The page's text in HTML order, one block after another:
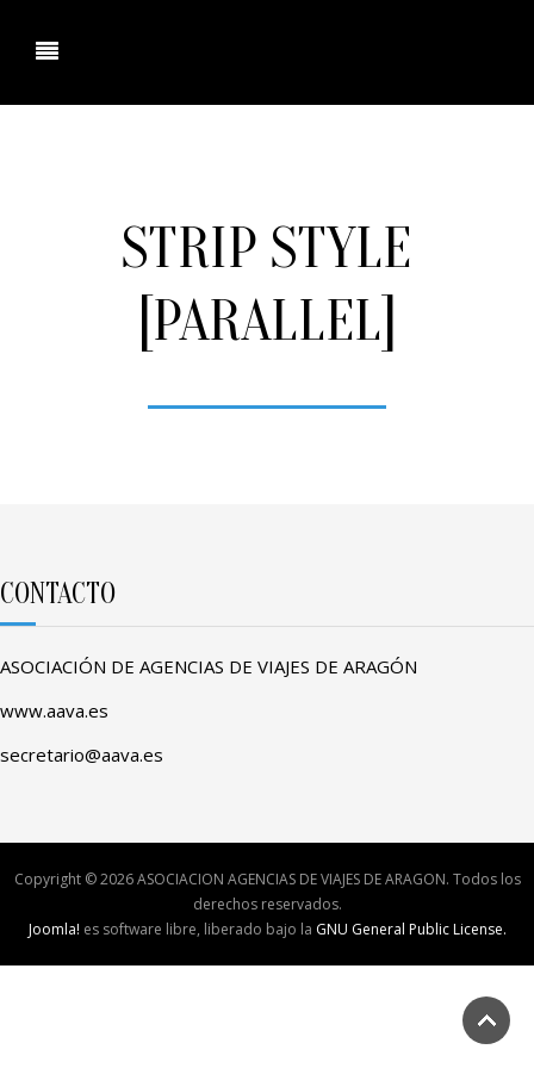
STRIP STYLE
[PARALLEL]
CONTACTO
ASOCIACIÓN DE AGENCIAS DE VIAJES DE ARAGÓN
www.aava.es
secretario@aava.es
Copyright © 2026 ASOCIACION AGENCIAS DE VIAJES DE ARAGON. Todos los
derechos reservados.
Joomla! es software libre, liberado bajo la GNU General Public License.